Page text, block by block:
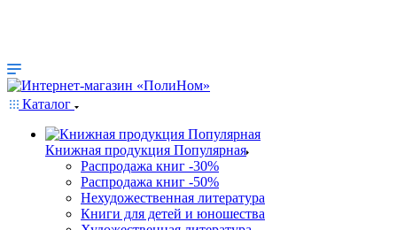
Каталог
Книжная продукция Популярная
Распродажа книг -30%
Распродажа книг -50%
Нехудожественная литература
Книги для детей и юношества